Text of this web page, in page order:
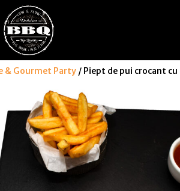
& Gourmet Party/ Piept de pui crocant